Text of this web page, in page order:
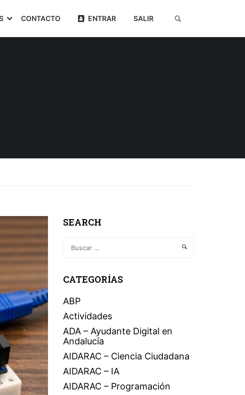
CONTACTO ENTRAR SALIR
SEARCH
CATEGORÍAS
ABP
Actividades
ADA – Ayudante Digital en
Andalucía
AIDARAC – Ciencia Ciudadana
AIDARAC – IA
AIDARAC – Programación